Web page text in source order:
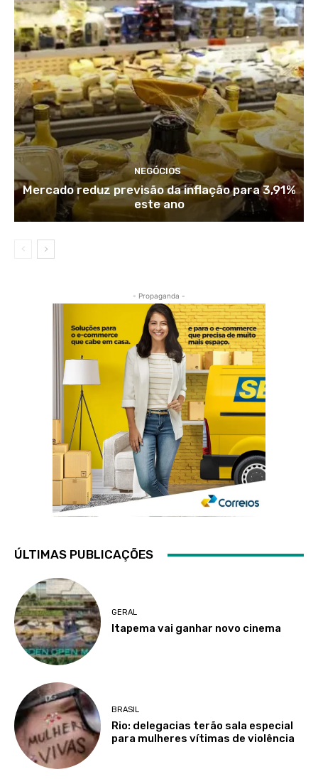
NEGÓCIOS
Mercado reduz previsão da inflação para 3,91%
este ano
- Propaganda -
ÚLTIMAS PUBLICAÇÕES
GERAL
Itapema vai ganhar novo cinema
BRASIL
Rio: delegacias terão sala especial
para mulheres vítimas de violência